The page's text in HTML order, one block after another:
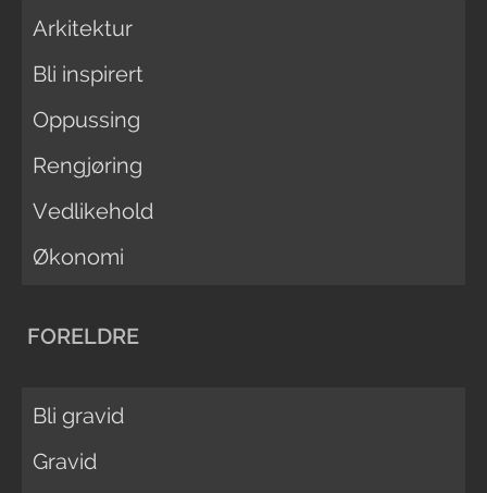
Arkitektur
Bli inspirert
Oppussing
Rengjøring
Vedlikehold
Økonomi
FORELDRE
Bli gravid
Gravid